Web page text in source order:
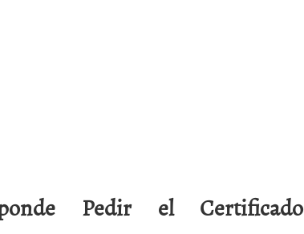
Pedir el Certificado